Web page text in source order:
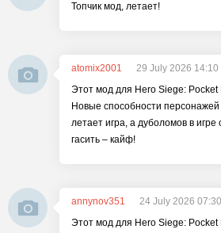
Топчик мод, летает!
atomix2001
29 July 2026 14:10
Этот мод для Hero Siege:
Новые способности персонажей
летает игра, а дуболомов в игре
гасить – кайф!
annynov351
24 July 2026 07:30
Этот мод для Hero Siege: Pocket